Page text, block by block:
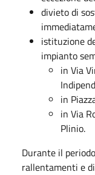
divieto di
istituzione
impianto
in Via
in
in Via
Plinio.
Durante il
rallentamenti e